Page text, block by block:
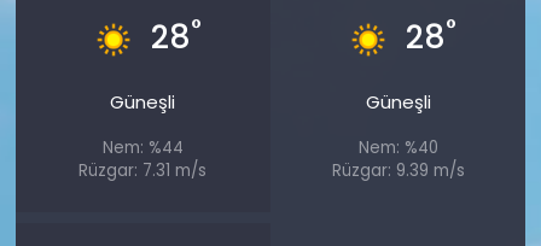
28°
Güneşli
Nem: %44
Rüzgar: 7.31 m/s
28°
Güneşli
Nem: %40
Rüzgar: 9.39 m/s